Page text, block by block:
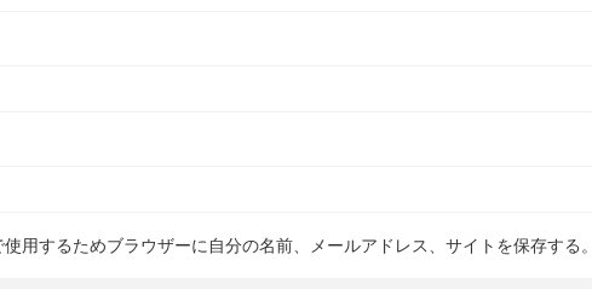
用するためブラウザーに自分の名前、メールアドレス、サイトを保存する。